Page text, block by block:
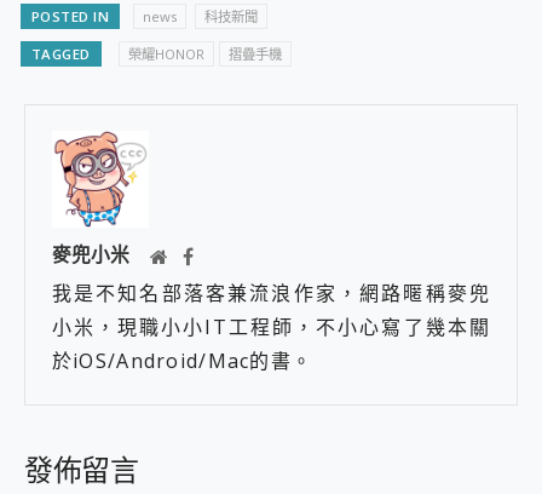
POSTED IN news 科技新聞
TAGGED 榮耀HONOR 摺疊手機
麥兜小米
我是不知名部落客兼流浪作家，網路暱稱麥兜
小米，現職小小IT工程師，不小心寫了幾本關
於iOS/Android/Mac的書。
發佈留言